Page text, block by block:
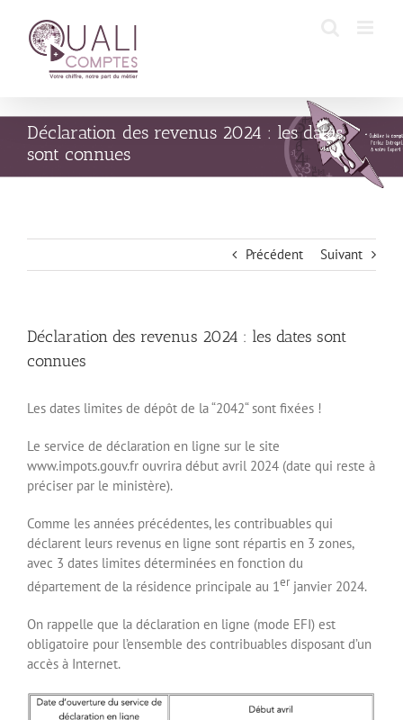
contenu
Déclaration des revenus 2024 : les dates
sont connues
Précédent Suivant
Déclaration des revenus 2024 : les dates sont
connues
Les dates limites de dépôt de la “2042“ sont fixées !
Le service de déclaration en ligne sur le site
www.impots.gouv.fr ouvrira début avril 2024 (date qui reste à
préciser par le ministère).
Comme les années précédentes, les contribuables qui
déclarent leurs revenus en ligne sont répartis en 3 zones,
avec 3 dates limites déterminées en fonction du
département de la résidence principale au 1erjanvier 2024.
On rappelle que la déclaration en ligne (mode EFI) est
obligatoire pour l’ensemble des contribuables disposant d’un
accès à Internet.